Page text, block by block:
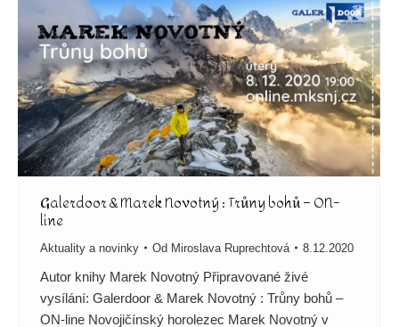
Galerdoor & Marek Novotný : Trůny bohů – ON-
line
Aktuality a novinky Od Miroslava Ruprechtová 8.12.2020
Autor knihy Marek Novotný Připravované živé
vysílání: Galerdoor & Marek Novotný : Trůny bohů –
ON-line Novojičínský horolezec Marek Novotný v